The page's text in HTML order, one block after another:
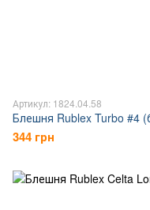
Артикул: 1824.04.58
Блешня Rublex Turbo #4
344 грн